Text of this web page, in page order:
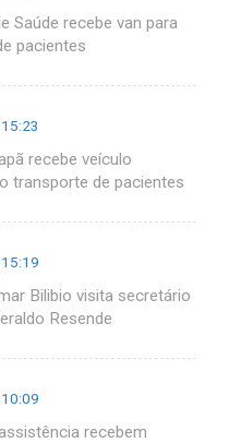
Saúde recebe van para
pacientes
recebe veículo
transporte de pacientes
Bilibio visita secretário
Resende
recebem